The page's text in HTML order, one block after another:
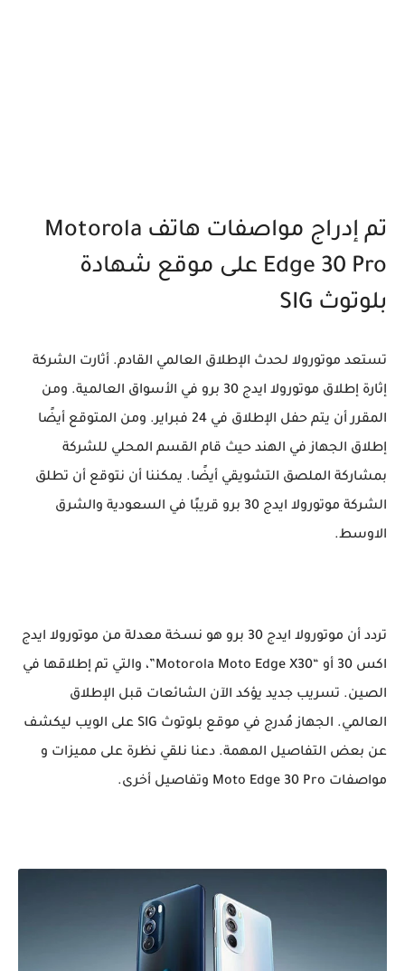
تم إدراج مواصفات هاتف Motorola
Edge 30 Pro على موقع شهادة
بلوتوث SIG
تستعد موتورولا لحدث الإطلاق العالمي القادم. أثارت الشركة
إثارة إطلاق موتورولا ايدج 30 برو في الأسواق العالمية. ومن
المقرر أن يتم حفل الإطلاق في 24 فبراير. ومن المتوقع أيضًا
إطلاق الجهاز في الهند حيث قام القسم المحلي للشركة
بمشاركة الملصق التشويقي أيضًا. يمكننا أن نتوقع أن تطلق
الشركة موتورولا ايدج 30 برو قريبًا في السعودية والشرق
الاوسط.
تردد أن موتورولا ايدج 30 برو هو نسخة معدلة من موتورولا ايدج
اكس 30 أو “Motorola Moto Edge X30”، والتي تم إطلاقها في
الصين. تسريب جديد يؤكد الآن الشائعات قبل الإطلاق
العالمي. الجهاز مُدرج في موقع بلوتوث SIG على الويب ليكشف
عن بعض التفاصيل المهمة. دعنا نلقي نظرة على مميزات و
مواصفات Moto Edge 30 Pro وتفاصيل أخرى.